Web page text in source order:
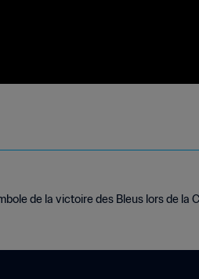
de la victoire des Bleus lors de la